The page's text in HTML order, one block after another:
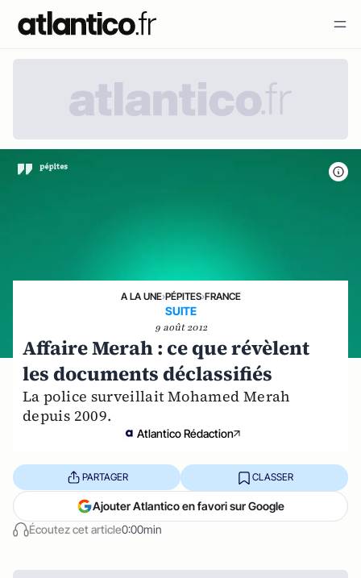
A LA UNE›PÉPITES›FRANCE
SUITE
9 août 2012
Affaire Merah : ce que révèlent
les documents déclassifiés
La police surveillait Mohamed Merah
depuis 2009.
Atlantico Rédaction
Écoutez cet article0:00min
PARTAGER CLASSER
Ajouter Atlantico en favori sur Google